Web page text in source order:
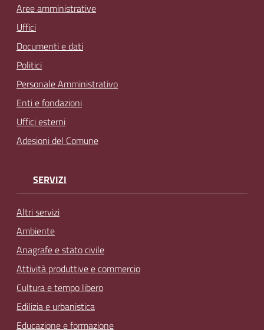
Aree amministrative
Uffici
Documenti e dati
Politici
Personale Amministrativo
Enti e fondazioni
Uffici esterni
Adesioni del Comune
SERVIZI
Altri servizi
Ambiente
Anagrafe e stato civile
Attività produttive e commercio
Cultura e tempo libero
Edilizia e urbanistica
Educazione e formazione